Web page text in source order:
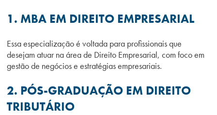
1. MBA EM DIREITO EMPRESARIAL
Essa especialização é voltada para profissionais que
desejam atuar na área de Direito Empresarial, com foco em
gestão de negócios e estratégias empresariais.
2. PÓS-GRADUAÇÃO EM DIREITO
TRIBUTÁRIO